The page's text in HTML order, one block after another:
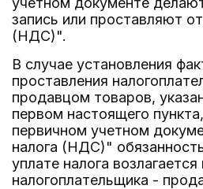
запись или проставляют
(НДС)".
В случае установления
проставления
продавцом товаров,
первом настоящего
первичном учетном
налога (НДС)"
уплате налога возлагается
налогоплательщика -